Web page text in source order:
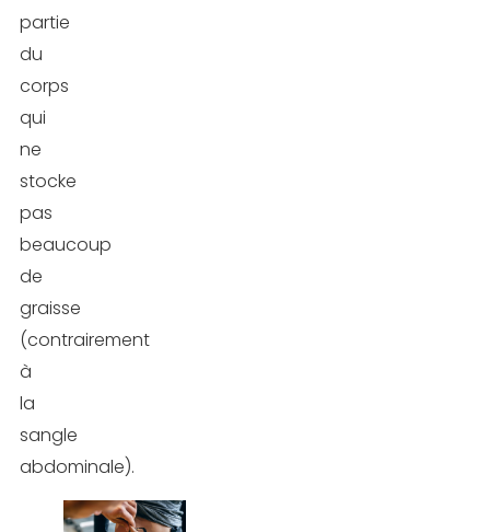
partie
du
corps
qui
ne
stocke
pas
beaucoup
de
graisse
(contrairement
à
la
sangle
abdominale).